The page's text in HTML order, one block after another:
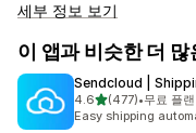
세부 정보 보기
이 앱과 비슷한 더 많
Sendcloud |
4.6별 5개 중
(477)
총 리뷰 477개
•무료 플
Easy shipping